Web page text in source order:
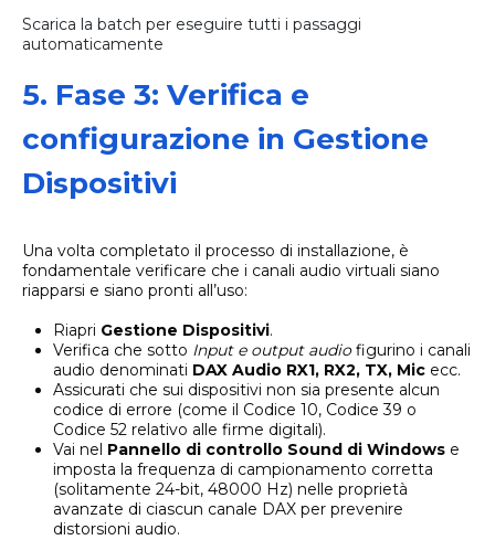
Scarica la batch per eseguire tutti i passaggi
automaticamente
5. Fase 3: Verifica e
configurazione in Gestione
Dispositivi
Una volta completato il processo di installazione, è
fondamentale verificare che i canali audio virtuali siano
riapparsi e siano pronti all’uso:
Riapri Gestione Dispositivi.
Verifica che sotto Input e output audiofigurino i canali
audio denominati DAX Audio RX1, RX2, TX, Mic ecc.
Assicurati che sui dispositivi non sia presente alcun
codice di errore (come il Codice 10, Codice 39 o
Codice 52 relativo alle firme digitali).
Vai nel Pannello di controllo Sound di Windows e
imposta la frequenza di campionamento corretta
(solitamente 24-bit, 48000 Hz) nelle proprietà
avanzate di ciascun canale DAX per prevenire
distorsioni audio.